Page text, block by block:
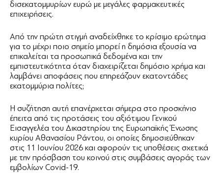
δισεκατομμυρίων ευρώ με μεγάλες φαρμακευτικές
επιχειρήσεις.
Από την πρώτη στιγμή αναδείχθηκε το κρίσιμο ερώτημα
για το μέχρι ποιο σημείο μπορεί η δημόσια εξουσία να
επικαλείται τα προσωπικά δεδομένα και την
εμπιστευτικότητα όταν διαχειρίζεται δημόσιο χρήμα και
λαμβάνει αποφάσεις που επηρεάζουν εκατοντάδες
εκατομμύρια πολίτες;
Η συζήτηση αυτή επανέρχεται σήμερα στο προσκήνιο
έπειτα από τις προτάσεις του αξιότιμου Γενικού
Εισαγγελέα του Δικαστηρίου της Ευρωπαϊκής Ένωσης
κυρίου Αθανασίου Ράντου, οι οποίες δημοσιεύθηκαν
στις 11 Ιουνίου 2026 και αφορούν τις υποθέσεις σχετικά
με την πρόσβαση του κοινού στις συμβάσεις αγοράς των
εμβολίων Covid-19.